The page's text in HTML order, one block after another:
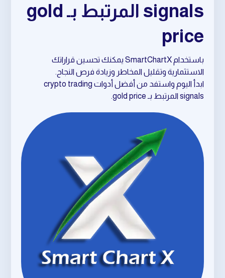
signals المرتبط بـ gold
price
باستخدام SmartChartX يمكنك تحسين قراراتك
الاستثمارية وتقليل المخاطر وزيادة فرص النجاح.
ابدأ اليوم واستفد من أفضل أدوات crypto trading
signals المرتبط بـ gold price.